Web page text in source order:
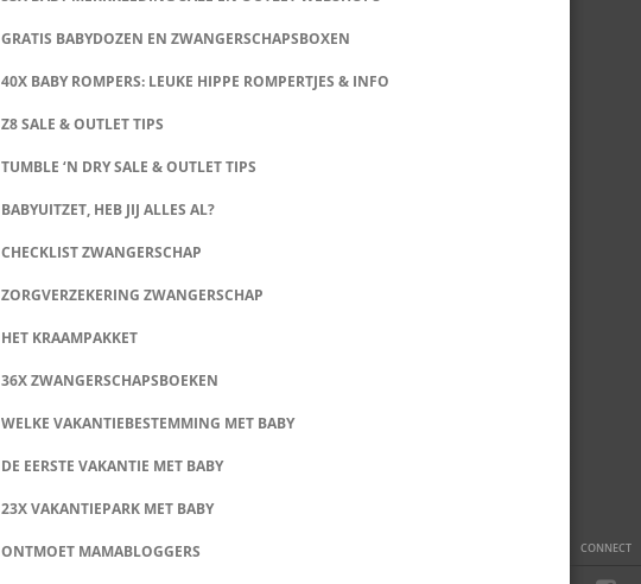
CONNECT
GRATIS BABYDOZEN EN ZWANGERSCHAPSBOXEN
40X BABY ROMPERS: LEUKE HIPPE ROMPERTJES & INFO
Z8 SALE & OUTLET TIPS
TUMBLE ‘N DRY SALE & OUTLET TIPS
BABYUITZET, HEB JIJ ALLES AL?
CHECKLIST ZWANGERSCHAP
ZORGVERZEKERING ZWANGERSCHAP
HET KRAAMPAKKET
36X ZWANGERSCHAPSBOEKEN
WELKE VAKANTIEBESTEMMING MET BABY
DE EERSTE VAKANTIE MET BABY
23X VAKANTIEPARK MET BABY
ONTMOET MAMABLOGGERS